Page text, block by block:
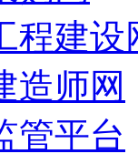
程建设
造师网
管平台